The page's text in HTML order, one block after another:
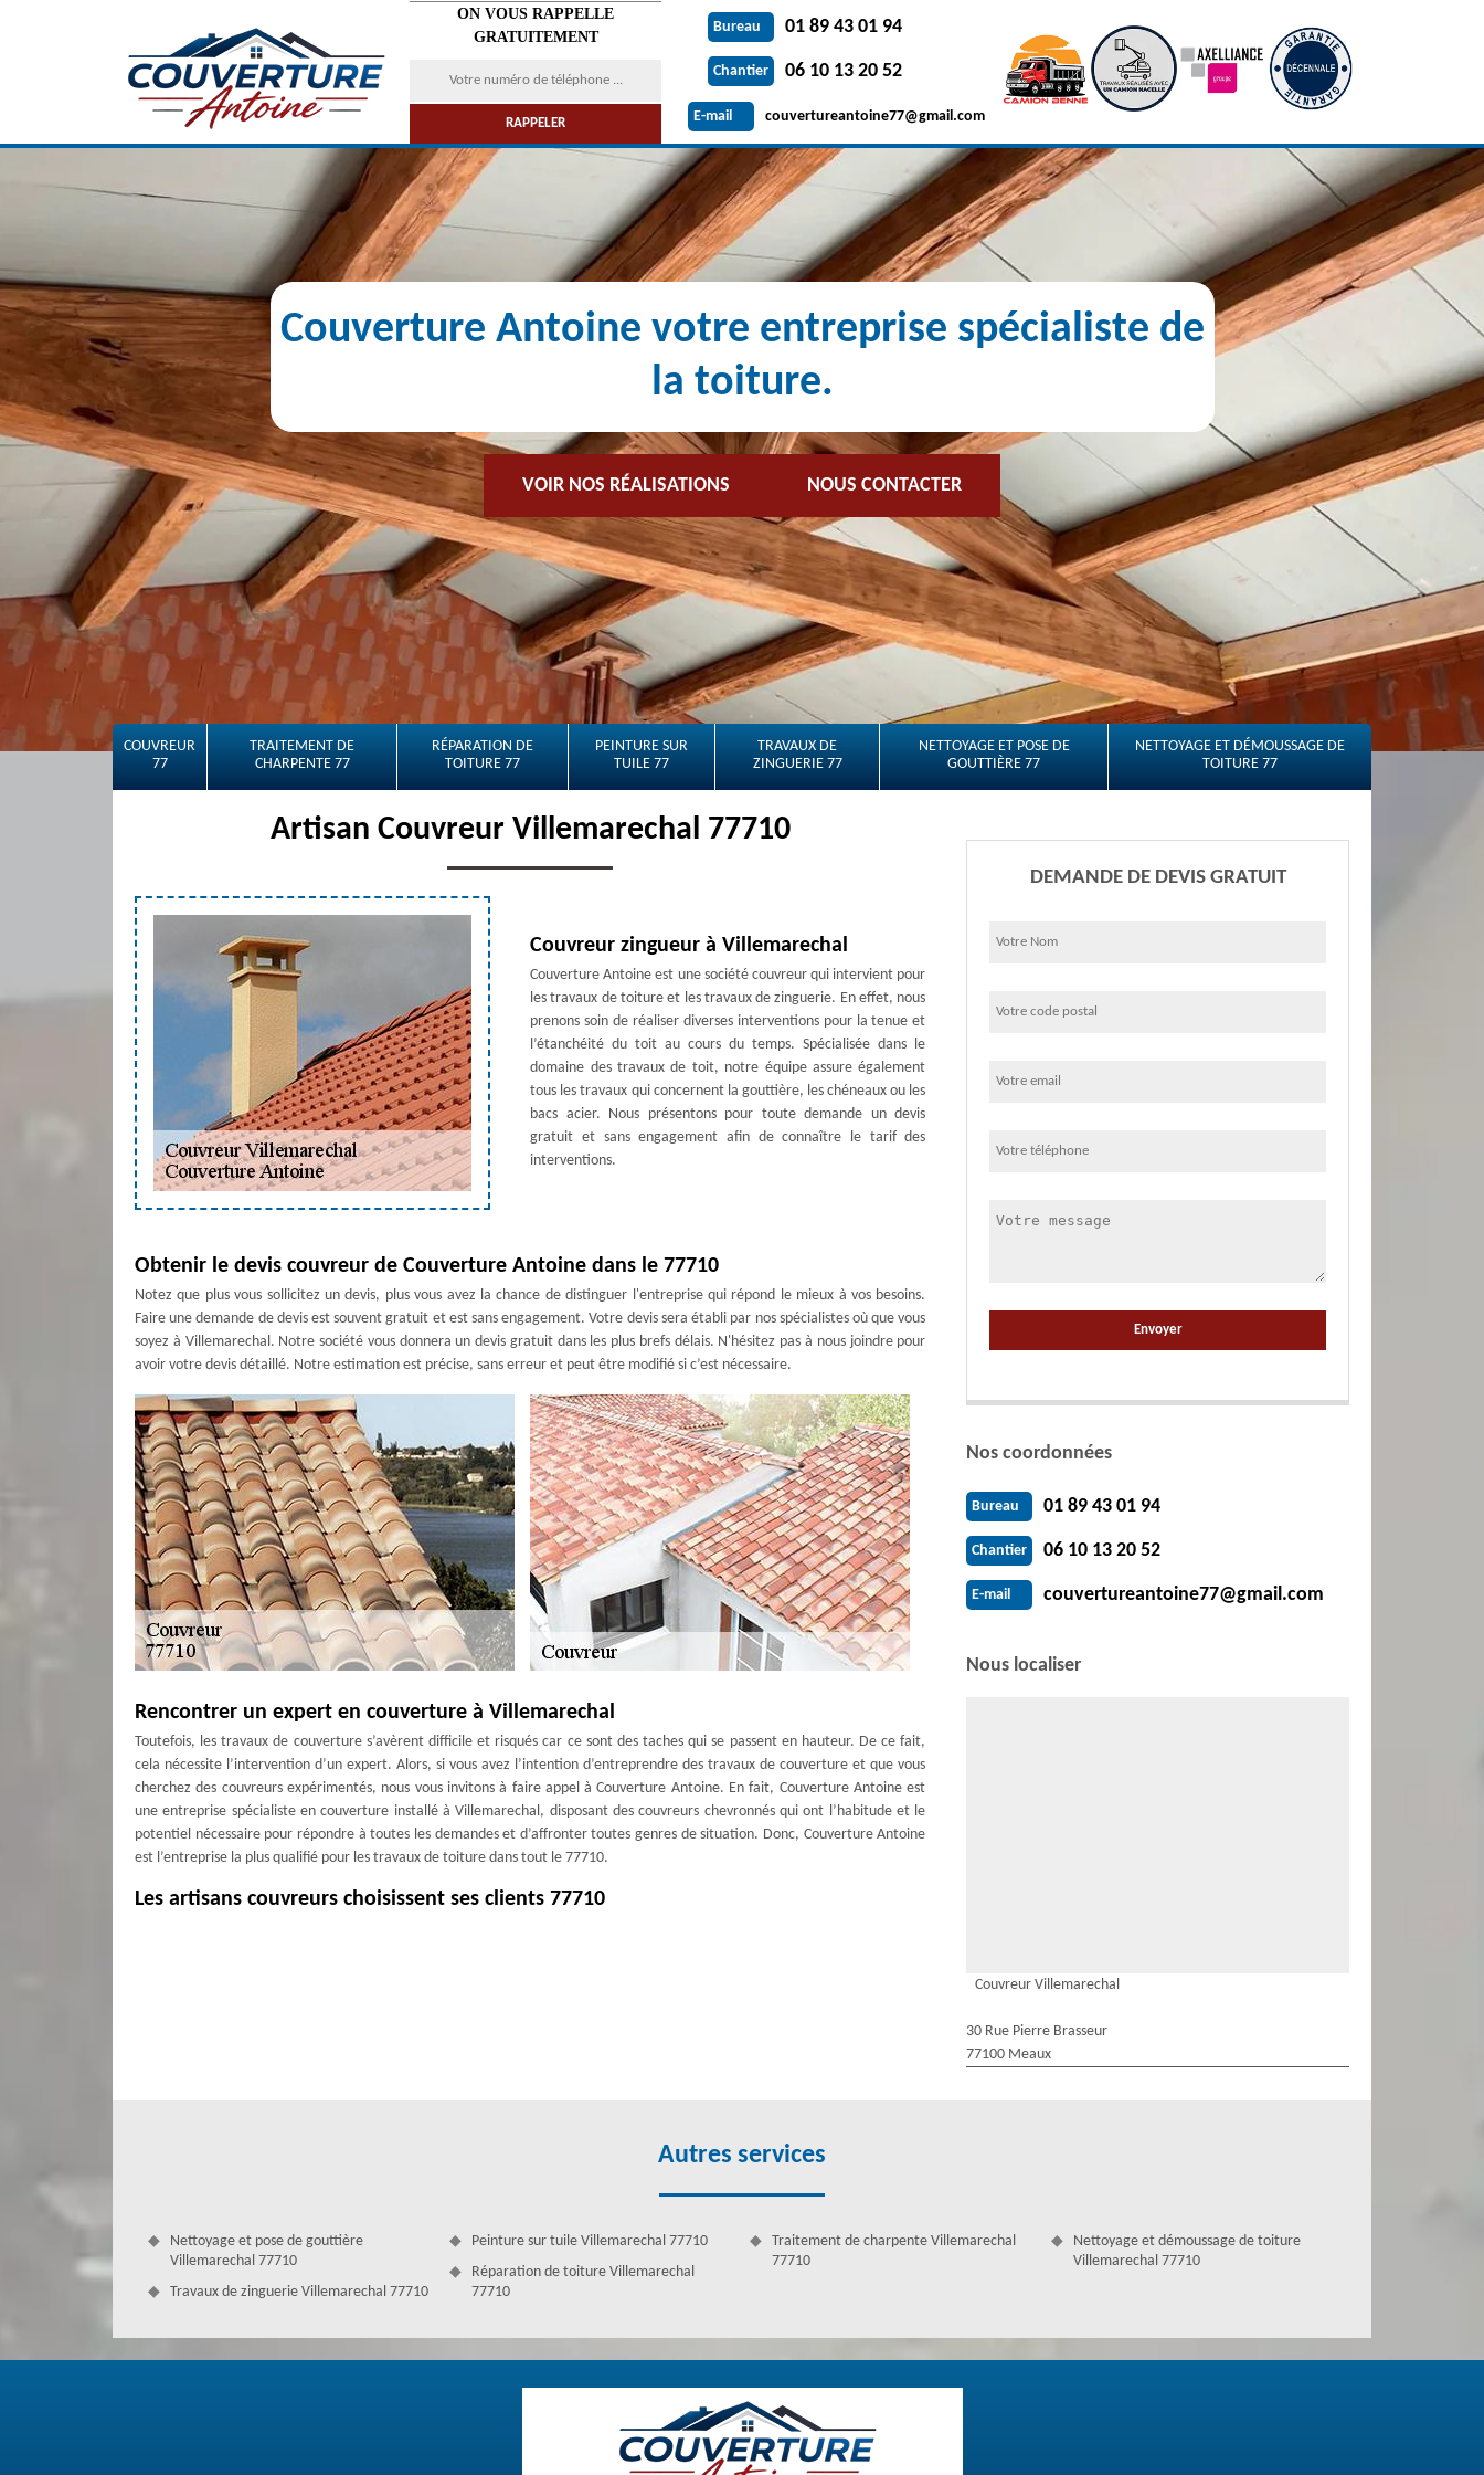
ON VOUS RAPPELLE
GRATUITEMENT
Bureau 01 89 43 01 94
Chantier 06 10 13 20 52
E-mail couvertureantoine77@gmail.com
Couverture Antoine votre entreprise spécialiste de
la toiture.
VOIR NOS RÉALISATIONS NOUS CONTACTER
COUVREUR
77
TRAITEMENT DE
CHARPENTE 77
RÉPARATION DE
TOITURE 77
PEINTURE SUR
TUILE 77
TRAVAUX DE
ZINGUERIE 77
NETTOYAGE ET POSE DE
GOUTTIÈRE 77
NETTOYAGE ET DÉMOUSSAGE DE
TOITURE 77
Artisan Couvreur Villemarechal 77710
Couvreur zingueur à Villemarechal
Couverture Antoine est une société couvreur qui intervient pour
les travaux de toiture et les travaux de zinguerie. En effet, nous
prenons soin de réaliser diverses interventions pour la tenue et
l’étanchéité du toit au cours du temps. Spécialisée dans le
domaine des travaux de toit, notre équipe assure également
tous les travaux qui concernent la gouttière, les chéneaux ou les
bacs acier. Nous présentons pour toute demande un devis
gratuit et sans engagement afin de connaître le tarif des
interventions.
Obtenir le devis couvreur de Couverture Antoine dans le 77710
Notez que plus vous sollicitez un devis, plus vous avez la chance de distinguer l'entreprise qui répond le mieux à vos besoins.
Faire une demande de devis est souvent gratuit et est sans engagement. Votre devis sera établi par nos spécialistes où que vous
soyez à Villemarechal. Notre société vous donnera un devis gratuit dans les plus brefs délais. N'hésitez pas à nous joindre pour
avoir votre devis détaillé. Notre estimation est précise, sans erreur et peut être modifié si c’est nécessaire.
Rencontrer un expert en couverture à Villemarechal
Toutefois, les travaux de couverture s’avèrent difficile et risqués car ce sont des taches qui se passent en hauteur. De ce fait,
cela nécessite l’intervention d’un expert. Alors, si vous avez l’intention d’entreprendre des travaux de couverture et que vous
cherchez des couvreurs expérimentés, nous vous invitons à faire appel à Couverture Antoine. En fait, Couverture Antoine est
une entreprise spécialiste en couverture installé à Villemarechal, disposant des couvreurs chevronnés qui ont l’habitude et le
potentiel nécessaire pour répondre à toutes les demandes et d’affronter toutes genres de situation. Donc, Couverture Antoine
est l’entreprise la plus qualifié pour les travaux de toiture dans tout le 77710.
Les artisans couvreurs choisissent ses clients 77710
Couverture Antoine est une entreprise très connue et très recommandé dans la Villemarechal, grâce à la compétence de ses
couvreurs professionnels qui ont l’habitude de satisfaire leur client en leur fournissant des services de qualité avec un minimum
de prix. Ces couvreurs professionnels sont si compétents qu’ils sont capables d’entretenir de votre couverture à la perfection.
Grâce à leur savoir-faire et à leur expérience, ils sont en mesure d’intervenir dans toutes sortes de situations et sur n’importe
DEMANDE DE DEVIS GRATUIT
Nos coordonnées
Bureau 01 89 43 01 94
Chantier 06 10 13 20 52
E-mail couvertureantoine77@gmail.com
Nous localiser
Couvreur Villemarechal
30 Rue Pierre Brasseur
77100 Meaux
Autres services
Nettoyage et pose de gouttière
Villemarechal 77710
Travaux de zinguerie Villemarechal 77710
Peinture sur tuile Villemarechal 77710
Réparation de toiture Villemarechal
77710
Traitement de charpente Villemarechal
77710
Nettoyage et démoussage de toiture
Villemarechal 77710